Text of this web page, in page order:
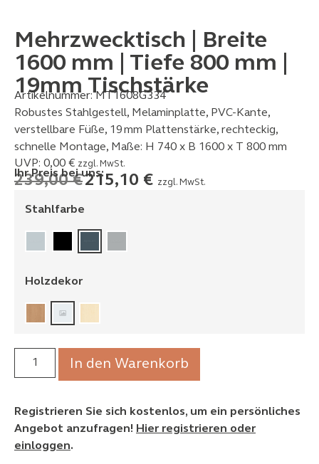
Mehrzwecktisch | Breite
1600 mm | Tiefe 800 mm |
19mm Tischstärke
Artikelnummer:MT1608G334
Robustes Stahlgestell, Melaminplatte, PVC-Kante,
verstellbare Füße, 19 mm Plattenstärke, rechteckig,
schnelle Montage, Maße: H 740 x B 1600 x T 800 mm
UVP: 0,00 € zzgl. MwSt.
Ihr Preis bei uns:
239,00€215,10 € zzgl. MwSt.
Stahlfarbe
Holzdekor
In den Warenkorb
Registrieren Sie sich kostenlos, um ein persönliches
Angebot anzufragen! Hier registrieren oder
einloggen.